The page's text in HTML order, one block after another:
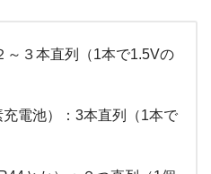
～３本直列（1本で1.5Vの
電池）：3本直列（1本で